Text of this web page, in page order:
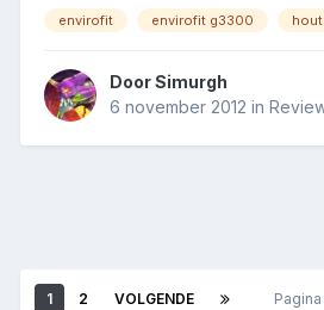
envirofit envirofit g3300 hout
DoorSimurgh
6 november 2012 in
1 2 VOLGENDE Pagina